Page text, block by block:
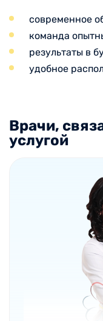
современное
команда
результаты в
удобное
Врачи,
услугой